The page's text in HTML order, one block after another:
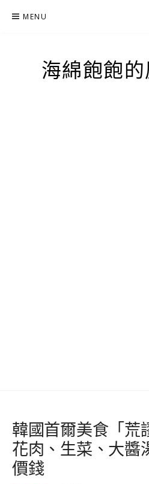
MENU
海綿飽飽
韓國首爾美食「荒
花肉、生菜、大醬
價錢